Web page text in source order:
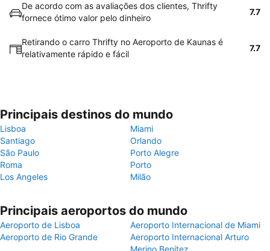
De acordo com as avaliações dos clientes, Thrifty
fornece ótimo valor pelo dinheiro
7.7
Retirando o carro Thrifty no Aeroporto de Kaunas é
relativamente rápido e fácil
7.7
Principais destinos do mundo
Lisboa
Miami
Santiago
Orlando
São Paulo
Porto Alegre
Roma
Porto
Los Angeles
Milão
Principais aeroportos do mundo
Aeroporto de Lisboa
Aeroporto Internacional de Miami
Aeroporto de Rio Grande
Aeroporto Internacional Arturo
Merino Benítez